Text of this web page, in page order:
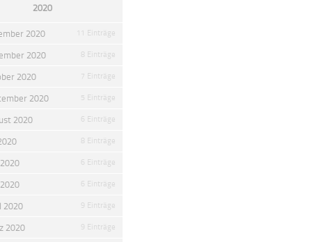
2020
2020 11 Einträge
2020 8 Einträge
2020 7 Einträge
2020 5 Einträge
2020 6 Einträge
8 Einträge
6 Einträge
6 Einträge
2020 9 Einträge
2020 9 Einträge